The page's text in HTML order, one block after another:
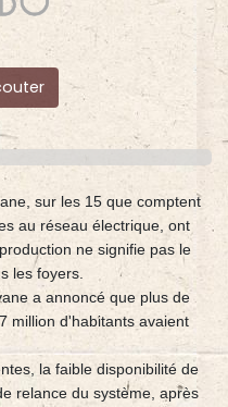
sur les 15 que comptent
au réseau électrique, ont
ne signifie pas le
les foyers.
a annoncé que plus de
million d'habitants avaient
la faible disponibilité de
relance du système, après